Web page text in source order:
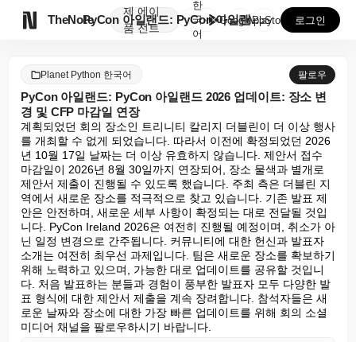
TheNote
제
품
에이
전트
PyCon 아일랜드: PyCon 아일랜드 2026 업데...
한
국
어
GooglePlay
AppStore 로그인
Planet Python 한국어 팔로우
PyCon 아일랜드: PyCon 아일랜드 2026 업데이트: 장소 변
경 및 CFP 마감일 연장
계획되었던 회의 장소인 트리니티 칼리지 더블린이 더 이상 행사
를 개최할 수 없게 되었습니다. 따라서 이전에 확정되었던 2026
년 10월 17일 날짜는 더 이상 유효하지 않습니다. 제안서 접수
마감일이 2026년 8월 30일까지 연장되어, 장소 물색과 별개로
제안서 제출이 진행될 수 있도록 했습니다. 주최 측은 더블린 지
역에서 새로운 장소를 적극적으로 찾고 있습니다. 기존 발표 제
안은 안전하며, 새로운 세부 사항이 확정되는 대로 전달될 것입
니다. PyCon Ireland 2026은 여전히 진행될 예정이며, 취소가 아
닌 일정 변경으로 간주됩니다. 커뮤니티에 대한 헌신과 발표자
소개는 여전히 최우선 과제입니다. 팀은 새로운 장소를 확보하기
위해 노력하고 있으며, 가능한 대로 업데이트를 공유할 것입니
다. 처음 발표하는 분들과 경험이 풍부한 발표자 모두 다양한 발
표 형식에 대한 제안서 제출을 계속 장려합니다. 참석자들은 새
로운 날짜와 장소에 대한 가장 빠른 업데이트를 위해 회의 소셜
미디어 채널을 팔로우하시기 바랍니다.